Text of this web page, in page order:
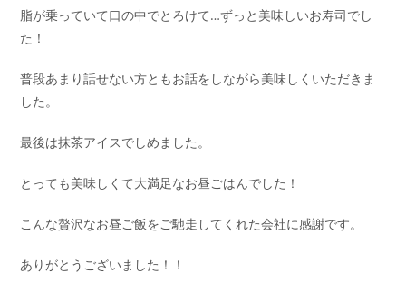
脂が乗っていて口の中でとろけて…ずっと美味しいお寿司でし
た！
普段あまり話せない方ともお話をしながら美味しくいただきま
した。
最後は抹茶アイスでしめました。
とっても美味しくて大満足なお昼ごはんでした！
こんな贅沢なお昼ご飯をご馳走してくれた会社に感謝です。
ありがとうございました！！